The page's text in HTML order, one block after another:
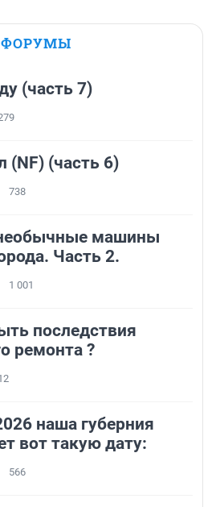
ФОРУМЫ
(часть 7)
(NF) (часть 6)
738
машины
Часть 2.
1 001
последствия
ремонта ?
наша губерния
вот такую дату:
566